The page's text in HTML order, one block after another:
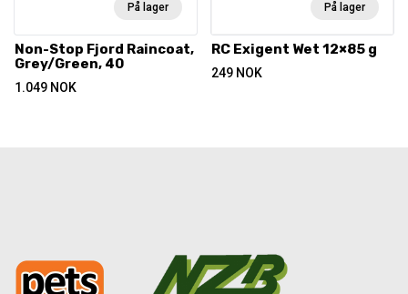
På lager
Non-Stop Fjord Raincoat,
Grey/Green, 40
1.049 NOK
På lager
RC Exigent Wet 12×85 g
249 NOK